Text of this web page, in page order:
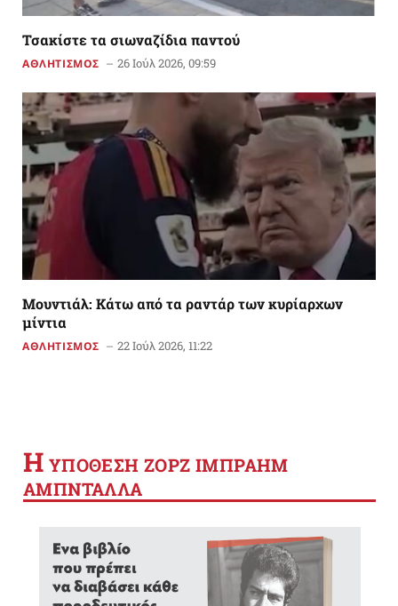
Τσακίστε τα σιωναζίδια παντού
ΑΘΛΗΤΙΣΜΟΣ 26 Ιούλ 2026, 09:59
Μουντιάλ: Κάτω από τα ραντάρ των κυρίαρχων
μίντια
ΑΘΛΗΤΙΣΜΟΣ 22 Ιούλ 2026, 11:22
Η YΠΟΘΕΣΗ ΖΟΡΖ ΙΜΠΡΑΗΜ
ΑΜΠΝΤΑΛΛΑ